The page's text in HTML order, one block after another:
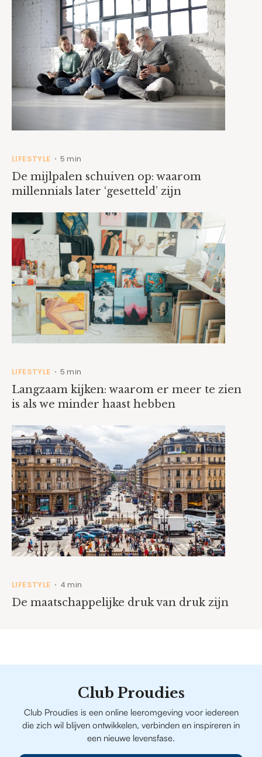
LIFESTYLE • 5 min
De mijlpalen schuiven op: waarom
millennials later ‘gesetteld’ zijn
LIFESTYLE • 5 min
Langzaam kijken: waarom er meer te zien
is als we minder haast hebben
LIFESTYLE • 4 min
De maatschappelijke druk van druk zijn
Club Proudies
Club Proudies is een online leeromgeving voor iedereen
die zich wil blijven ontwikkelen, verbinden en inspireren in
een nieuwe levensfase.